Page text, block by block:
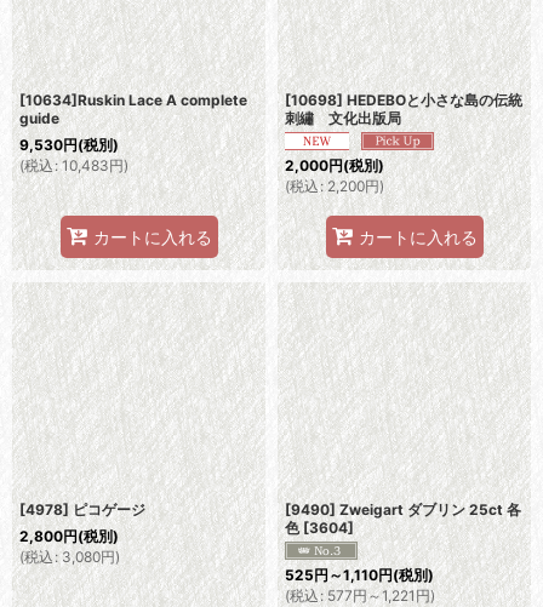
[10634]Ruskin Lace A complete
guide
9,530円(税別)
(税込: 10,483円)
カートに入れる
[10698] HEDEBOと小さな島の伝統
刺繡 文化出版局
2,000円(税別)
(税込: 2,200円)
カートに入れる
[4978] ピコゲージ
2,800円(税別)
(税込 : 3,080円)
[9490] Zweigart ダブリン 25ct 各
色 [3604]
525円～1,110円(税別)
(税込 : 577円～1,221円)